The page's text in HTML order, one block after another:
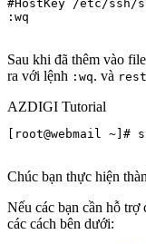
#HostKey /etc/ssh/
:wq
Sau khi đã thêm vào file
ra với lệnh :wq. và
AZDIGI Tutorial
[root@webmail
Chúc bạn thực hiện
Nếu các bạn cần hỗ trợ
các cách bên dưới: